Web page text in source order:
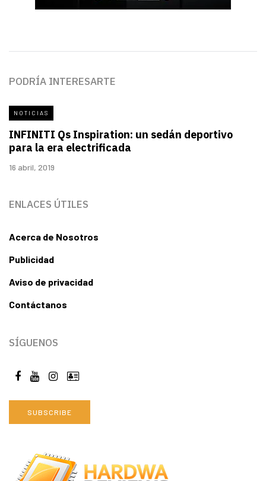
PODRÍA INTERESARTE
NOTICIAS
INFINITI Qs Inspiration: un sedán deportivo
para la era electrificada
16 abril, 2019
ENLACES ÚTILES
Acerca de Nosotros
Publicidad
Aviso de privacidad
Contáctanos
SÍGUENOS
SUBSCRIBE